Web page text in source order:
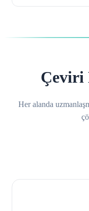
Çeviri
Her alanda